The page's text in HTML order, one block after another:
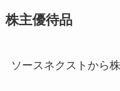
株主優待品
ソースネクストから